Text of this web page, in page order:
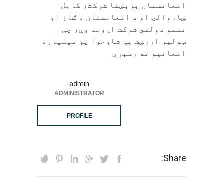
افغانستان برېښنا شرکت، کابل
ښاروالۍ او د افغانستان د ګاز او
نفتو دولتي شرکت اړوند وې، چې
ټولیز ارزښت یې شاوخوا یو میلیارد
افغانیو ته رسېږي
admin
ADMINISTRATOR
PROFILE
Share: